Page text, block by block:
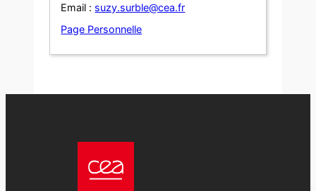
Email : suzy.surble@cea.fr
Page Personnelle